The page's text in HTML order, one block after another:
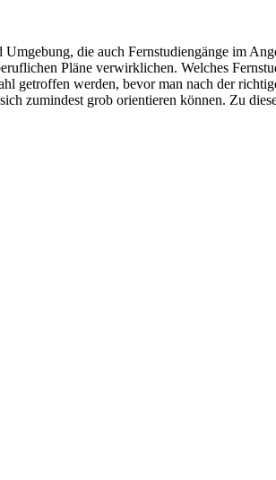
die auch Fernstudiengänge im
Pläne verwirklichen. Welches
getroffen werden, bevor man nach der
zumindest grob orientieren können. Zu